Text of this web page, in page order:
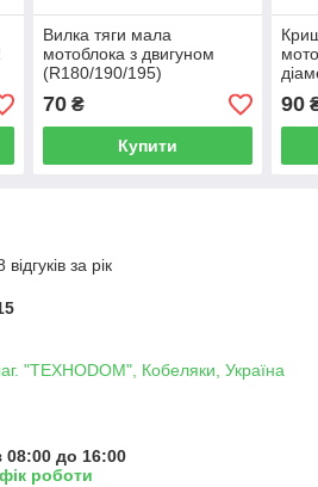
Вилка тяги мала
мотоблока з двигуном
(R180/190/195)
70₴
Купити
90
за рік
"ТЕХНОDOM", Кобеляки, Україна
08:00 до 16:00
роботи